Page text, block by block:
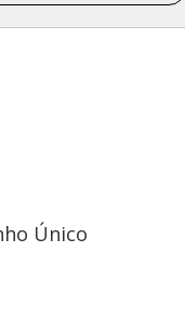
Único